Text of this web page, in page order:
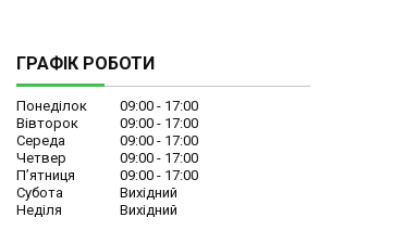
ГРАФІК РОБОТИ
Понеділок 09:00
17:00
Вівторок
09:00
17:00
Середа
09:00
17:00
Четвер
09:00
17:00
Пʼятниця
09:00
17:00
Субота
Вихідний
Неділя
Вихідний